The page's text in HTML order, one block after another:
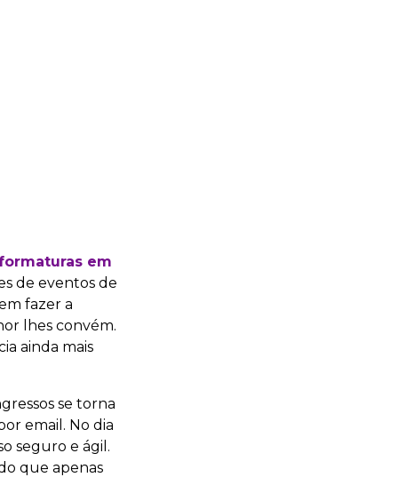
em
de eventos de
fazer a
lhes convém.
ainda mais
se torna
email. No dia
seguro e ágil.
que apenas